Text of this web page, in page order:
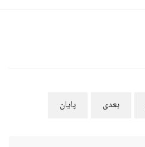
بعدی پایان